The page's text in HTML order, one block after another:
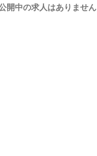
開中の求人はありません